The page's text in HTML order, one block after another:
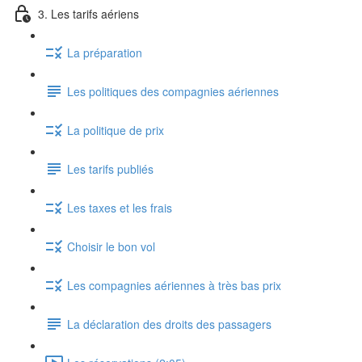
3. Les tarifs aériens
La préparation
Les politiques des compagnies aériennes
La politique de prix
Les tarifs publiés
Les taxes et les frais
Choisir le bon vol
Les compagnies aériennes à très bas prix
La déclaration des droits des passagers